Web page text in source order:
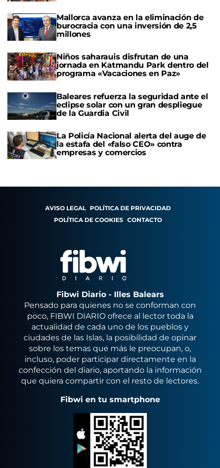
Mallorca avanza en la eliminación de
burocracia con una inversión de 2,5
millones
Niños saharauis disfrutan de una
jornada en Katmandu Park dentro del
programa «Vacaciones en Paz»
Baleares refuerza la seguridad ante el
eclipse solar con un gran despliegue
de la Guardia Civil
La Policía Nacional alerta del auge de
la estafa del «falso CEO» contra
empresas y comercios
AVISO LEGAL POLÍTICA DE PRIVACIDAD
POLÍTICA DE COOKIES CONTACTO
Fibwi Diario - Illes Balears
Pensado para quienes no se conforman con
poco, FIBWI DIARIO ofrece al lector toda la
actualidad de cada uno de los pueblos y
ciudades de las Islas, la posibilidad de opinar
sobre los temas que más le preocupan, o,
incluso, poder participar directamente en la
confección del diario, aportando la información
que quiera compartir con el resto de lectores.
Fibwi en tu smartphone